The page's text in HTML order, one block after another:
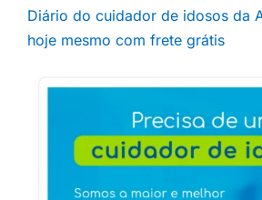
Diário do cuidador de idosos da
hoje mesmo com frete grátis